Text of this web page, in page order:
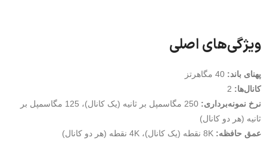
ویژگی‌های اصلی
پهنای باند:
کانال‌ها:
نرخ نمونه‌برداری:
250 مگاسمپل بر ثانیه (یک کانال)، 125 مگاسمپل بر
ثانیه (هر دو کانال)
عمق حافظه: